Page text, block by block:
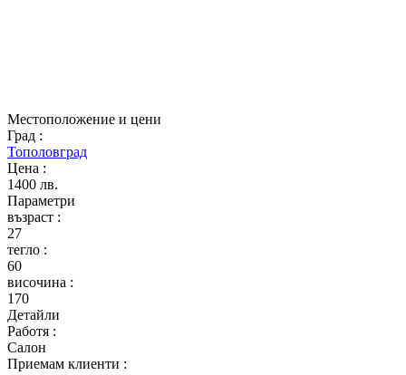
Местоположение и цени
Град :
Тополовград
Цена :
1400 лв.
Параметри
възраст :
27
тегло :
60
височина :
170
Детайли
Работя :
Салон
Приемам клиенти :